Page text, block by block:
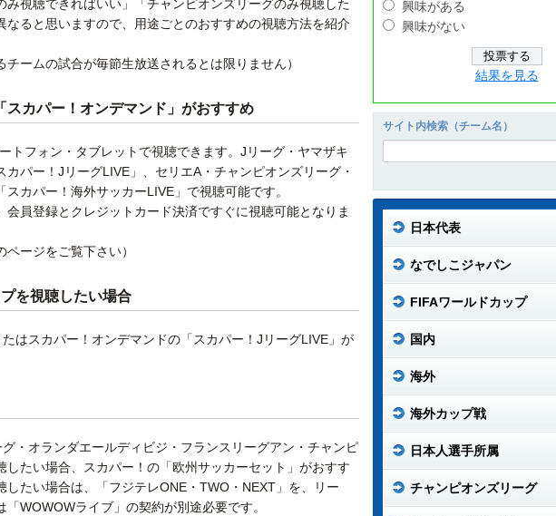
み視聴できればいい」「チャンピオンズリーグのみ視聴した
なると思いますので、用途ごとのおすすめの視聴方法を紹介
ームの試合が毎節生放送されるとは限りません）
スカパー！オンデマンド」がおすすめ
トフォン・タブレットで視聴できます。Jリーグ・ヤマザキ
パー！JリーグLIVE」、セリエA・チャンピオンズリーグ・
カパー！海外サッカーLIVE」で視聴可能です。
員登録とクレジットカード決済ですぐに視聴可能となりま
ページをご覧下さい）
を視聴したい場合
はスカパー！オンデマンドの「スカパー！JリーグLIVE」が
・オランダエールディビジ・フランスリーグアン・チャンピ
たい場合、スカパー！の「欧州サッカーセット」がおすす
たい場合は、「フジテレONE・TWO・NEXT」を、リー
WOWOWライブ」の契約が別途必要です。
興味がある
興味がない
結果を見る
サイト内検索（チーム名）
日本代表
なでしこジャパン
FIFAワールドカップ
国内
海外
海外カップ戦
日本人選手所属
チャンピオンズリーグ